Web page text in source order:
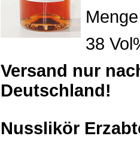
38
Versand nur
Deutschland!
Nusslikör